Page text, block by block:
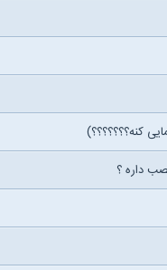
داره ؟